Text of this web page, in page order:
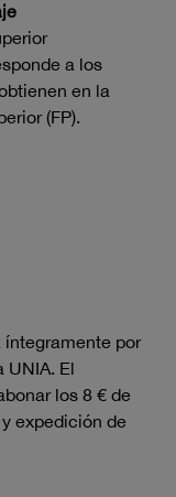
a los
en la
(FP).
por
UNIA. El
los 8 € de
expedición de